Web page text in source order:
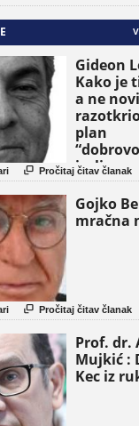
Gideon
Kako je
a ne
plan
Gaze
 Pročitaj čitav članak
Gojko
mračna
 Pročitaj čitav članak
Prof. dr.
Mujkić :
Kec iz